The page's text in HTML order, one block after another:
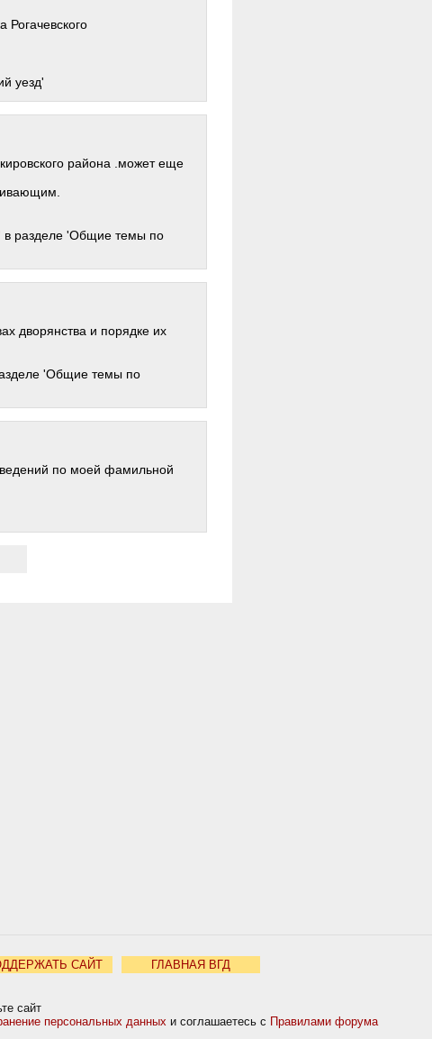
уезд'
района .может еще
в разделе 'Общие темы по
дворянства и порядке их
'Общие темы по
по моей фамильной
САЙТ
ГЛАВНАЯ ВГД
сайт
персональных данных и соглашаетесь с Правилами форума